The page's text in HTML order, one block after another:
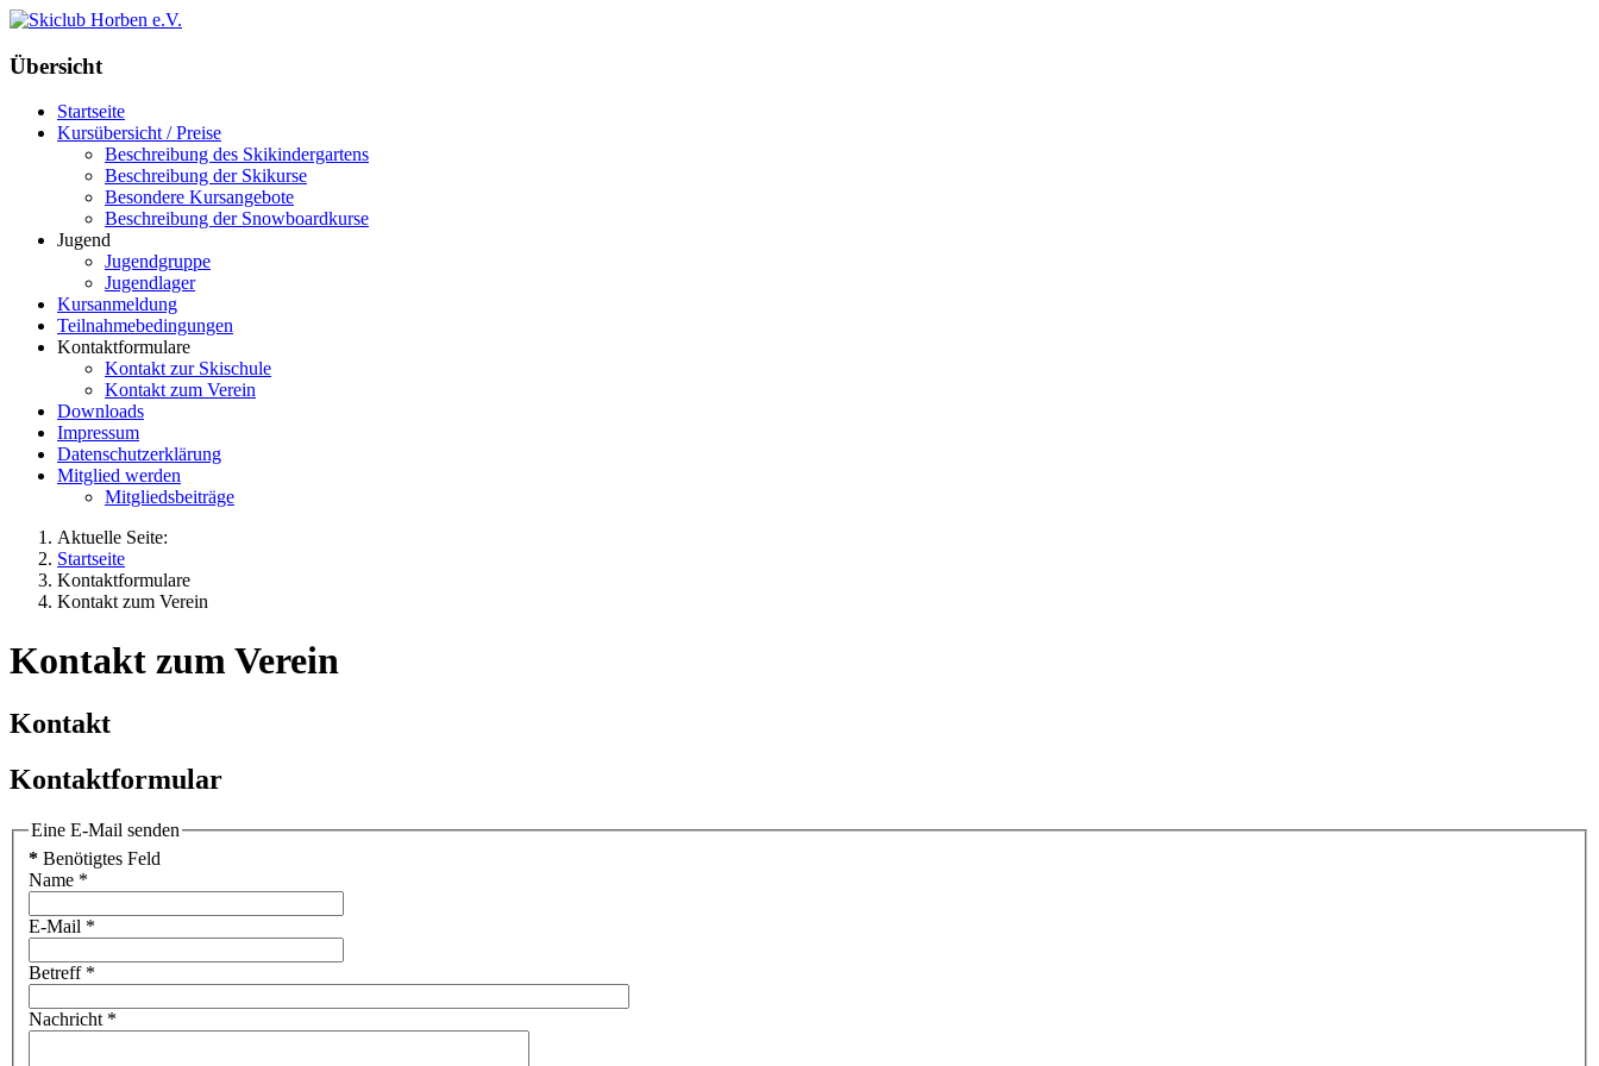
Übersicht
Startseite
Kursübersicht / Preise
Beschreibung des Skikindergartens
Beschreibung der Skikurse
Besondere Kursangebote
Beschreibung der Snowboardkurse
Jugend
Jugendgruppe
Jugendlager
Kursanmeldung
Teilnahmebedingungen
Kontaktformulare
Kontakt zur Skischule
Kontakt zum Verein
Downloads
Impressum
Datenschutzerklärung
Mitglied werden
Mitgliedsbeiträge
Aktuelle Seite:
Startseite
Kontaktformulare
Kontakt zum Verein
Kontakt zum Verein
Kontakt
Kontaktformular
Eine E-Mail senden
* Benötigtes Feld
Name *
E-Mail *
Betreff*
Nachricht *